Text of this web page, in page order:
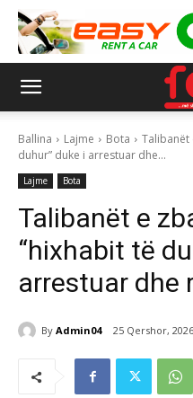
Ballina Lajme Bota
Talibanët
duhur” duke i arrestuar dhe...
Lajme Bota
Talibanët e
“hixhabit të
arrestuar dhe
By Admin04 25 Qershor, 2026